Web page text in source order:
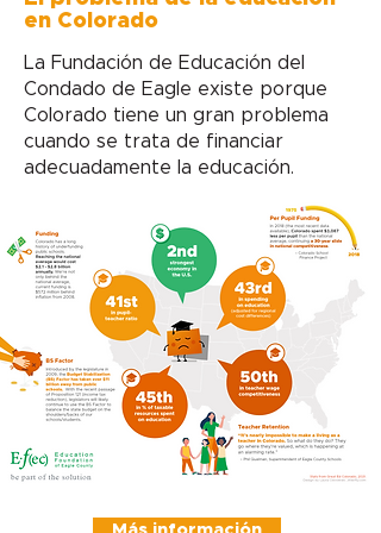
en Colorado
La Fundación de Educación del
Condado de Eagle existe porque
Colorado tiene un gran problema
cuando se trata de financiar
adecuadamente la educación.